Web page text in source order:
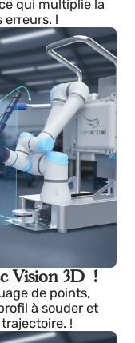
ça
!
profils, ajuste la
les macros sans
ce qui multiplie la
erreurs. !